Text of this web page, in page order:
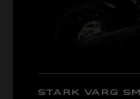
STARK VARG SM